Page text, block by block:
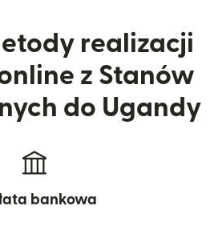
realizacji
z Stanów
do Ugandy
bankowa